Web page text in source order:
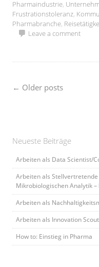
Pharmaindustrie,
Frustrationstoleranz,
Pharmabranche,
Leave a comment
Posts
← Older posts
Neueste Beiträge
Arbeiten als Data Scientist/
Arbeiten als
Mikrobiologischen Analytik
Arbeiten als
Arbeiten als Innovation
How to: Einstieg in Pharma